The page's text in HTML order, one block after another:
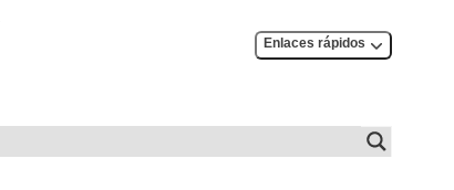
Enlaces rápidos